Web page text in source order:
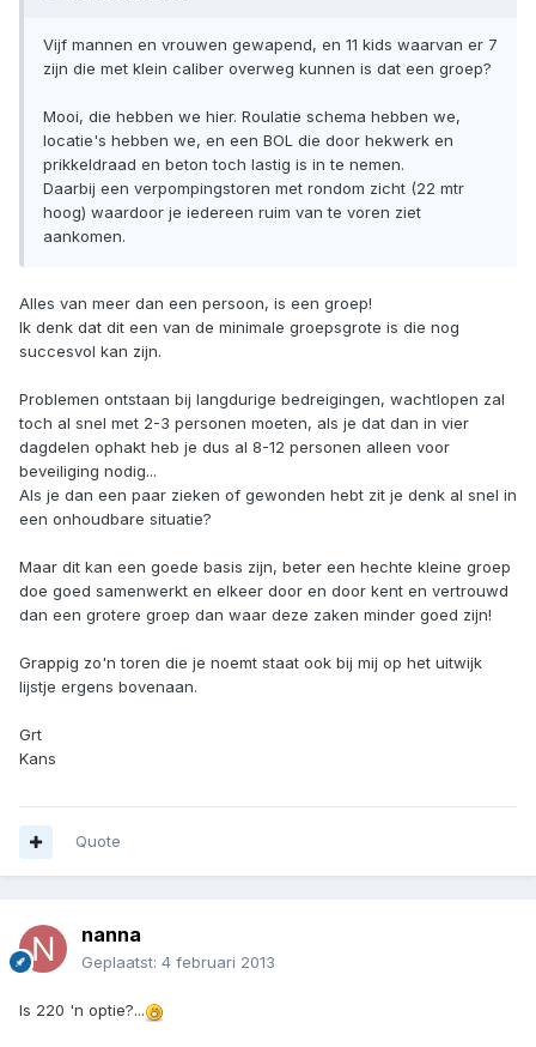
Vijf mannen en vrouwen gewapend, en 11 kids waarvan er 7
zijn die met klein caliber overweg kunnen is dat een groep?
Mooi, die hebben we hier. Roulatie schema hebben we,
locatie's hebben we, en een BOL die door hekwerk en
prikkeldraad en beton toch lastig is in te nemen.
Daarbij een verpompingstoren met rondom zicht (22 mtr
hoog) waardoor je iedereen ruim van te voren ziet
aankomen.
Alles van meer dan een persoon, is een groep!
Ik denk dat dit een van de minimale groepsgrote is die nog
succesvol kan zijn.
Problemen ontstaan bij langdurige bedreigingen, wachtlopen zal
toch al snel met 2-3 personen moeten, als je dat dan in vier
dagdelen ophakt heb je dus al 8-12 personen alleen voor
beveiliging nodig...
Als je dan een paar zieken of gewonden hebt zit je denk al snel in
een onhoudbare situatie?
Maar dit kan een goede basis zijn, beter een hechte kleine groep
doe goed samenwerkt en elkeer door en door kent en vertrouwd
dan een grotere groep dan waar deze zaken minder goed zijn!
Grappig zo'n toren die je noemt staat ook bij mij op het uitwijk
lijstje ergens bovenaan.
Grt
Kans
Quote
nanna
Geplaatst: 4 februari 2013
Is 220 'n optie?...